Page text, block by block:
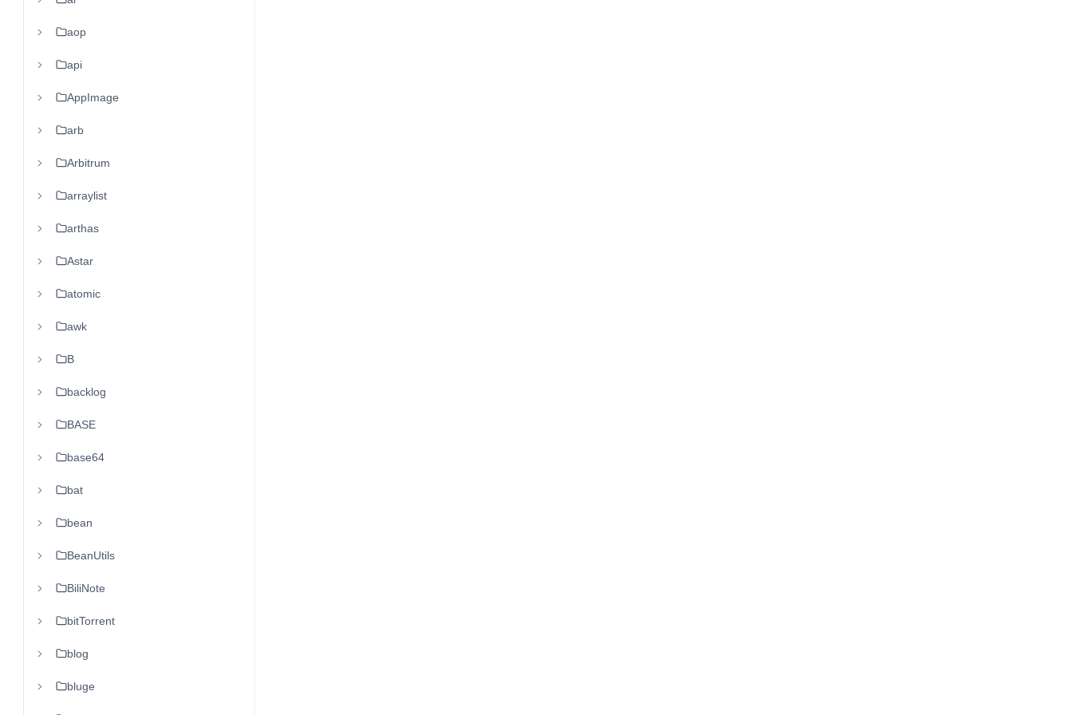
aop
api
AppImage
arb
Arbitrum
arraylist
arthas
Astar
atomic
awk
B
backlog
BASE
base64
bat
bean
BeanUtils
BiliNote
bitTorrent
blog
bluge